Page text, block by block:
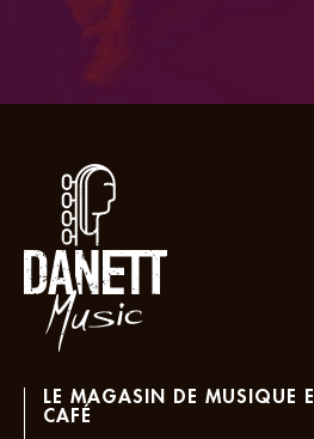
LE MAGASIN DE MUSIQUE
CAFÉ